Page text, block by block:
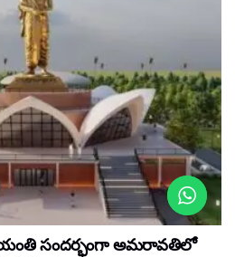
సందర్భంగా అమరావతిలో